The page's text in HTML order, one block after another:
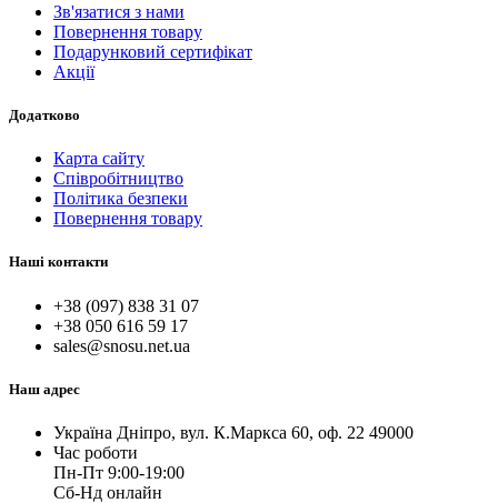
Зв'язатися з нами
Повернення товару
Подарунковий сертифікат
Акції
Додатково
Карта сайту
Співробітництво
Політика безпеки
Повернення товару
Наші контакти
+38 (097) 838 31 07
+38 050 616 59 17
sales@snosu.net.ua
Наш адрес
Україна Дніпро, вул. К.Маркса 60, оф. 22 49000
Час роботи
Пн-Пт 9:00-19:00
Сб-Нд онлайн